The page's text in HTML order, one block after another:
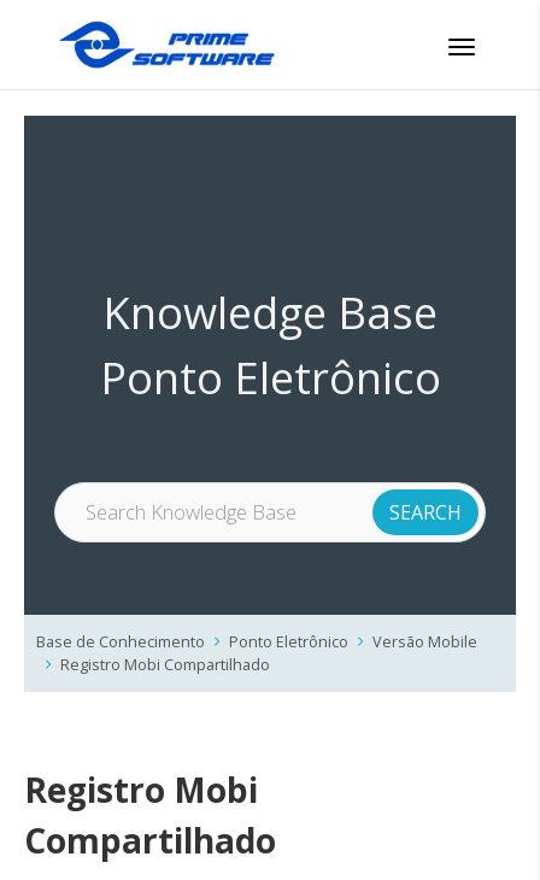
Knowledge Base
Ponto Eletrônico
Base de Conhecimento Ponto Eletrônico
Versão Mobile
Registro Mobi Compartilhado
Registro Mobi
Compartilhado